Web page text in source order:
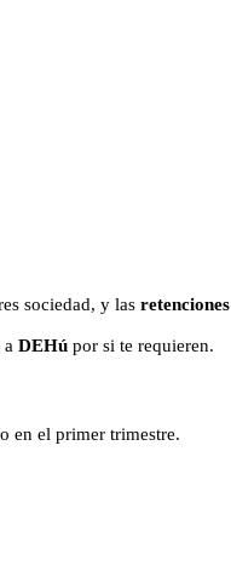
sociedad, y las retenciones
a DEHú por si te requieren.
en el primer trimestre.